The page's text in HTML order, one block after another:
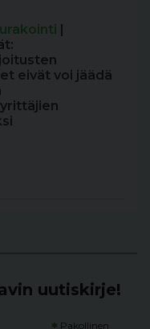
|
eivät voi jäädä
uutiskirje!
Pakollinen